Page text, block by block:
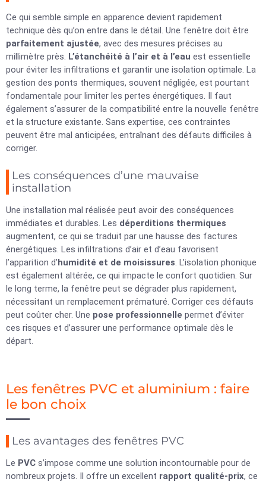
Ce qui semble simple en apparence devient rapidement
technique dès qu’on entre dans le détail. Une fenêtre doit être
parfaitement ajustée, avec des mesures précises au
millimètre près. L’étanchéité à l’air et à l’eau est essentielle
pour éviter les infiltrations et garantir une isolation optimale. La
gestion des ponts thermiques, souvent négligée, est pourtant
fondamentale pour limiter les pertes énergétiques. Il faut
également s’assurer de la compatibilité entre la nouvelle fenêtre
et la structure existante. Sans expertise, ces contraintes
peuvent être mal anticipées, entraînant des défauts difficiles à
corriger.
Les conséquences d’une mauvaise
installation
Une installation mal réalisée peut avoir des conséquences
immédiates et durables. Les déperditions thermiques
augmentent, ce qui se traduit par une hausse des factures
énergétiques. Les infiltrations d’air et d’eau favorisent
l’apparition d’humidité et de moisissures. L’isolation phonique
est également altérée, ce qui impacte le confort quotidien. Sur
le long terme, la fenêtre peut se dégrader plus rapidement,
nécessitant un remplacement prématuré. Corriger ces défauts
peut coûter cher. Une pose professionnelle permet d’éviter
ces risques et d’assurer une performance optimale dès le
départ.
Les fenêtres PVC et aluminium : faire
le bon choix
Les avantages des fenêtres PVC
Le PVC s’impose comme une solution incontournable pour de
nombreux projets. Il offre un excellent rapport qualité-prix, ce